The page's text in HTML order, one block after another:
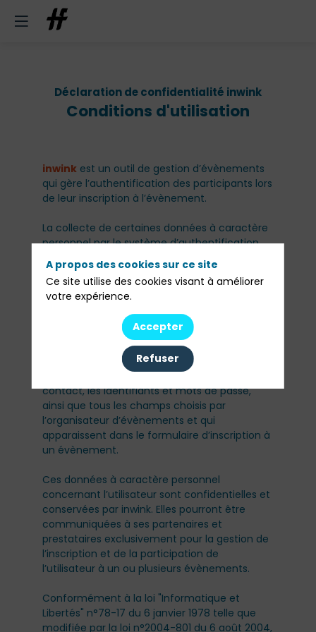
Déclaration de confidentialité inwink
Conditions d'utilisation
inwink est un outil de gestion d’évènements
qui gère l’authentification des participants lors
de leur inscription à l’évènement.
La collecte de certaines données à caractère
personnel par le système d’authentification
inwink est nécessaire pour permettre à
l’utilisateur de s’inscrire à un évènement,
d’accéder au site d’un évènement, et de
consulter les informations relatives à
l’organisation pratique et logistique d’un
Les données personnelles recueillies par inwink
sont le nom, le prénom et les données de
contact, les identifiants et mots de passe,
ainsi que tous les champs choisis par
l’organisateur d’évènements et qui
apparaissent dans le formulaire d’inscription à
un évènement.
Ces données à caractère personnel
concernant l’utilisateur sont confidentielles et
conservées par inwink. Elles pourront être
communiquées à ses partenaires et
prestataires exclusivement pour la gestion de
l’inscription et de la participation de
l’utilisateur à un ou plusieurs évènements.
Conformément à la loi "Informatique et
Libertés" n°78-17 du 6 janvier 1978 telle que
modifiée par la loi n°2004-801 du 6 août 2004,
A propos des cookies sur ce site
Ce site utilise des cookies visant à améliorer
votre expérience.
Accepter
Refuser